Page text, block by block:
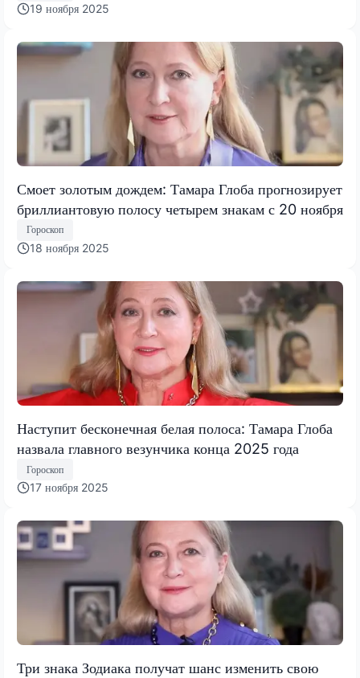
19 ноября 2025
Смоет золотым дождем: Тамара Глоба прогнозирует
бриллиантовую полосу четырем знакам с 20 ноября
Гороскоп
18 ноября 2025
Наступит бесконечная белая полоса: Тамара Глоба
назвала главного везунчика конца 2025 года
Гороскоп
17 ноября 2025
Три знака Зодиака получат шанс изменить свою